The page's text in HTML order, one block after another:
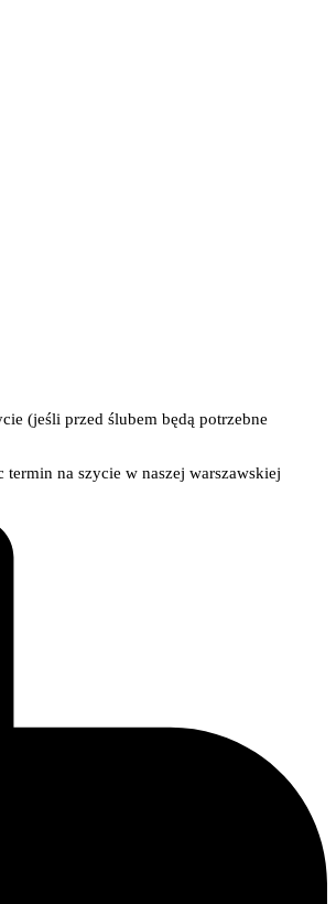
(jeśli przed ślubem będą potrzebne
na szycie w naszej warszawskiej